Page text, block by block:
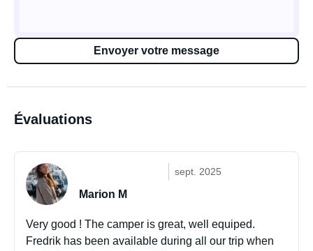
Envoyer votre message
Évaluations
sept. 2025
Marion M
Very good ! The camper is great, well equiped.
Fredrik has been available during all our trip when